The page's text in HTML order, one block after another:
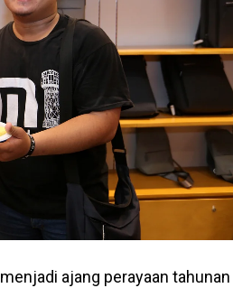
menjadi ajang perayaan tahunan